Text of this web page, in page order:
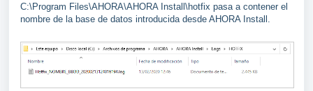
C:\Program Files\AHORA\AHORA Install\hotfix pasa a contener el
nombre de la base de datos introducida desde AHORA Install.